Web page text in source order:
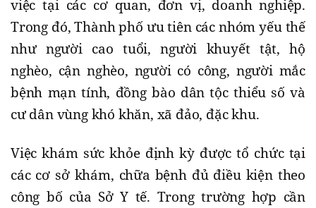
việc tại các cơ quan, đơn vị, doanh nghiệp.
Trong đó, Thành phố ưu tiên các nhóm yếu thế
như người cao tuổi, người khuyết tật, hộ
nghèo, cận nghèo, người có công, người mắc
bệnh mạn tính, đồng bào dân tộc thiểu số và
cư dân vùng khó khăn, xã đảo, đặc khu.
Việc khám sức khỏe định kỳ được tổ chức tại
các cơ sở khám, chữa bệnh đủ điều kiện theo
công bố của Sở Y tế. Trong trường hợp cần